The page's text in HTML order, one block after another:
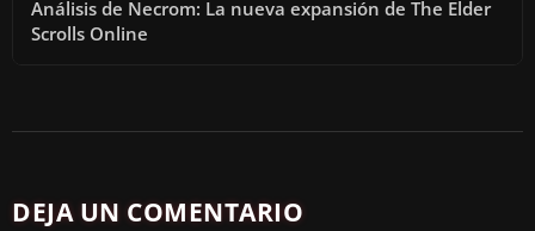
Análisis de Necrom: La nueva expansión de The Elder
Scrolls Online
DEJA UN COMENTARIO